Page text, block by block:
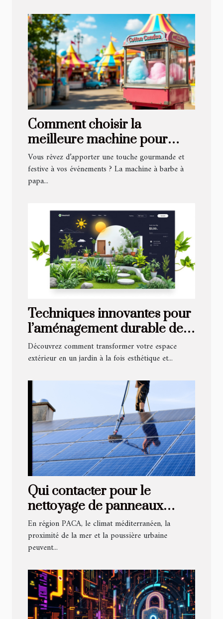
Comment choisir la
meilleure machine pour
faire des barbes à papa ?
Vous rêvez d’apporter une touche gourmande et
festive à vos événements ? La machine à barbe à
papa...
Techniques innovantes pour
l’aménagement durable de
jardins
Découvrez comment transformer votre espace
extérieur en un jardin à la fois esthétique et...
Qui contacter pour le
nettoyage de panneaux
solaires en région PACA ?
En région PACA, le climat méditerranéen, la
proximité de la mer et la poussière urbaine
peuvent...